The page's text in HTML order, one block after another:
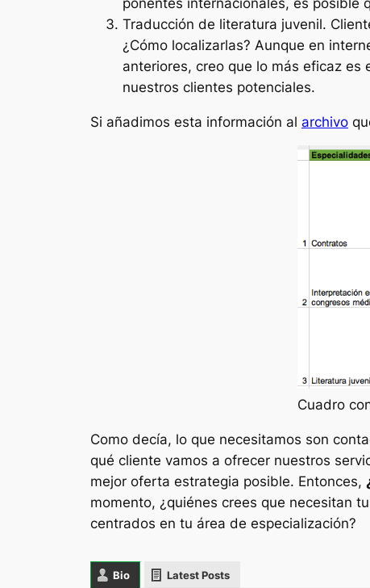
Traducción de literatura juvenil.
¿Cómo localizarlas? Aunque en
anteriores, creo que lo más eficaz
nuestros clientes potenciales.
Si añadimos esta información al archivo
Cuadro
Como decía, lo que necesitamos son
qué cliente vamos a ofrecer nuestros
mejor oferta estrategia posible. Entonces,
momento, ¿quiénes crees que necesitan
centrados en tu área de especialización?
Bio Latest Posts